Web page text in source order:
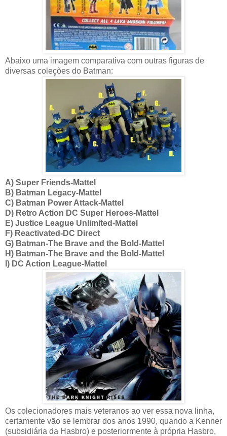
Abaixo uma imagem comparativa com outras figuras de
diversas coleções do Batman:
A) Super Friends-Mattel
B) Batman Legacy-Mattel
C) Batman Power Attack-Mattel
D) Retro Action DC Super Heroes-Mattel
E) Justice League Unlimited-Mattel
F) Reactivated-DC Direct
G) Batman-The Brave and the Bold-Mattel
H) Batman-The Brave and the Bold-Mattel
I) DC Action League-Mattel
Os colecionadores mais veteranos ao ver essa nova linha,
certamente vão se lembrar dos anos 1990, quando a Kenner
(subsidiária da Hasbro) e posteriormente à própria Hasbro,